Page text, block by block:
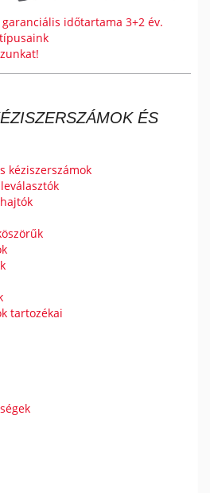
időtartama 3+2 év.
ÉS
kéziszerszámok
tartozékai